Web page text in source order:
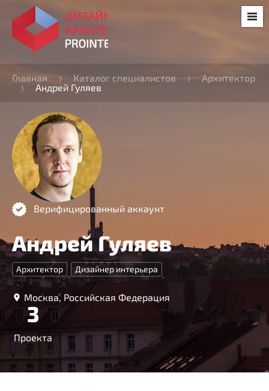
Главная Каталог специалистов
Архитектор
Андрей Гуляев
Верифицированный аккаунт
Андрей Гуляев
Архитектор Дизайнер интерьера
Москва, Российская Федерация
3
Проекта